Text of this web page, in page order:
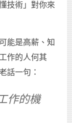
技術」對你來
能是高薪、知
作的人何其
話一句：
作的機